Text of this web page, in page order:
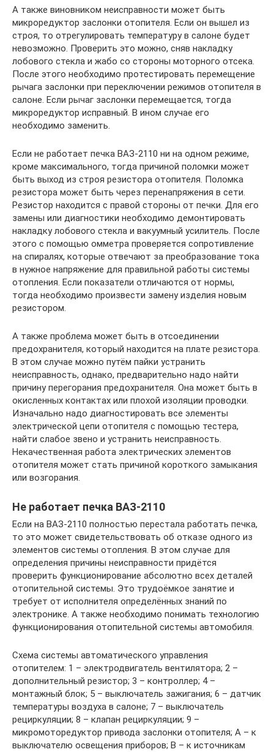
А также виновником неисправности может быть
микроредуктор заслонки отопителя. Если он вышел из
строя, то отрегулировать температуру в салоне будет
невозможно. Проверить это можно, сняв накладку
лобового стекла и жабо со стороны моторного отсека.
После этого необходимо протестировать перемещение
рычага заслонки при переключении режимов отопителя в
салоне. Если рычаг заслонки перемещается, тогда
микроредуктор исправный. В ином случае его
необходимо заменить.
Если не работает печка ВАЗ-2110 ни на одном режиме,
кроме максимального, тогда причиной поломки может
быть выход из строя резистора отопителя. Поломка
резистора может быть через перенапряжения в сети.
Резистор находится с правой стороны от печки. Для его
замены или диагностики необходимо демонтировать
накладку лобового стекла и вакуумный усилитель. После
этого с помощью омметра проверяется сопротивление
на спиралях, которые отвечают за преобразование тока
в нужное напряжение для правильной работы системы
отопления. Если показатели отличаются от нормы,
тогда необходимо произвести замену изделия новым
резистором.
А также проблема может быть в отсоединении
предохранителя, который находится на плате резистора.
В этом случае можно путём пайки устранить
неисправность, однако, предварительно надо найти
причину перегорания предохранителя. Она может быть в
окисленных контактах или плохой изоляции проводки.
Изначально надо диагностировать все элементы
электрической цепи отопителя с помощью тестера,
найти слабое звено и устранить неисправность.
Некачественная работа электрических элементов
отопителя может стать причиной короткого замыкания
или возгорания.
Не работает печка ВАЗ-2110
Если на ВАЗ-2110 полностью перестала работать печка,
то это может свидетельствовать об отказе одного из
элементов системы отопления. В этом случае для
определения причины неисправности придётся
проверить функционирование абсолютно всех деталей
отопительной системы. Это трудоёмкое занятие и
требует от исполнителя определённых знаний по
электронике. А также необходимо понимать технологию
функционирования отопительной системы автомобиля.
Схема системы автоматического управления
отопителем: 1 – электродвигатель вентилятора; 2 –
дополнительный резистор; 3 – контроллер; 4 –
монтажный блок; 5 – выключатель зажигания; 6 – датчик
температуры воздуха в салоне; 7 – выключатель
рециркуляции; 8 – клапан рециркуляции; 9 –
микромоторедуктор привода заслонки отопителя; А – к
выключателю освещения приборов; В – к источникам